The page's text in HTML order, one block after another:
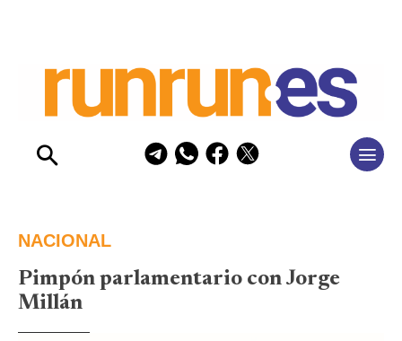
NACIONAL
Pimpón parlamentario con Jorge
Millán